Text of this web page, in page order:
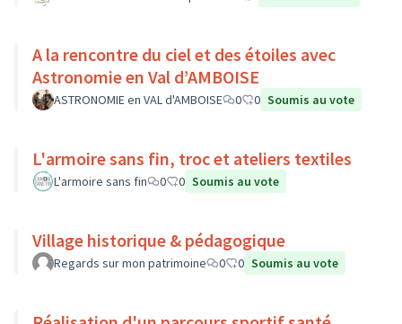
A la rencontre du ciel et des étoiles avec
Astronomie en Val d’AMBOISE
ASTRONOMIE en VAL d'AMBOISE 0 0 Soumis au vote
L'armoire sans fin, troc et ateliers textiles
L'armoire sans fin 0 0 Soumis au vote
Village historique & pédagogique
Regards sur mon patrimoine 0 0 Soumis au vote